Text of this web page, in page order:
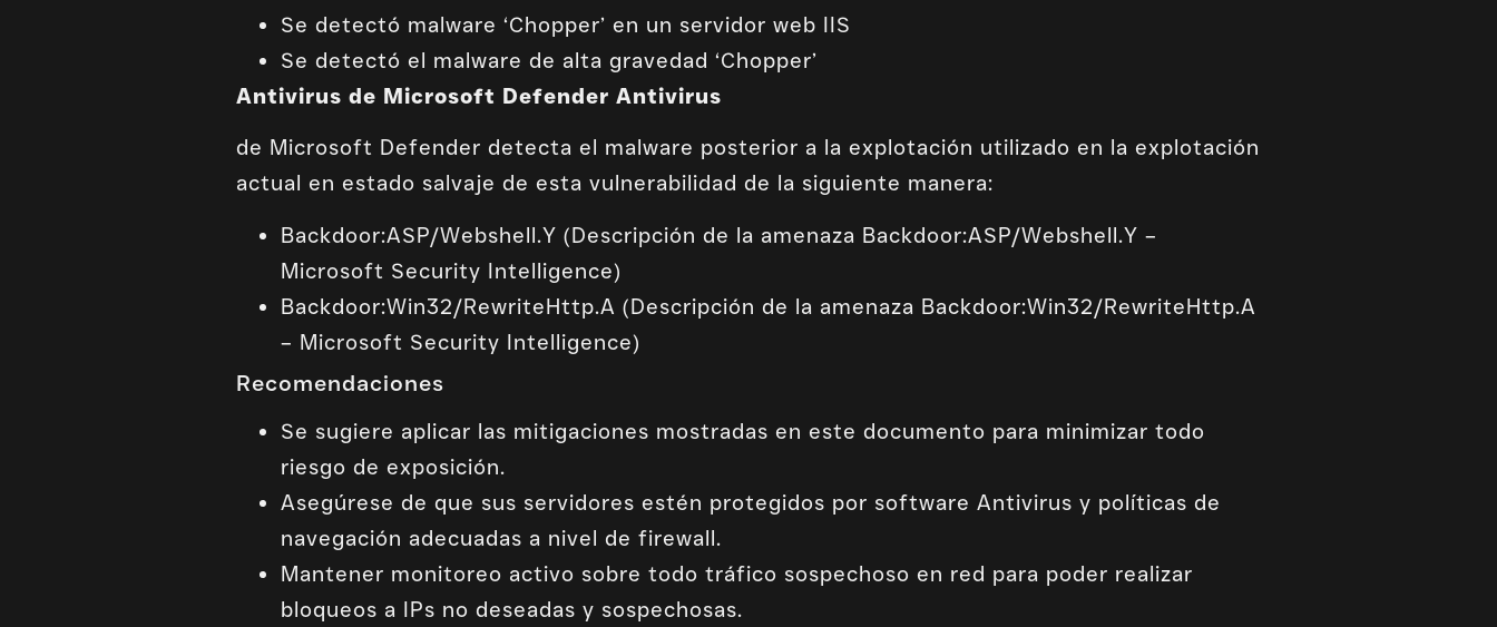
Se detectó malware ‘Chopper’ en un servidor web IIS
Se detectó el malware de alta gravedad ‘Chopper’
Antivirus de Microsoft Defender Antivirus
de Microsoft Defender detecta el malware posterior a la explotación utilizado en la explotación
actual en estado salvaje de esta vulnerabilidad de la siguiente manera:
Backdoor:ASP/Webshell.Y (Descripción de la amenaza Backdoor:ASP/Webshell.Y –
Microsoft Security Intelligence)
Backdoor:Win32/RewriteHttp.A (Descripción de la amenaza Backdoor:Win32/RewriteHttp.A
– Microsoft Security Intelligence)
Recomendaciones
Se sugiere aplicar las mitigaciones mostradas en este documento para minimizar todo
riesgo de exposición.
Asegúrese de que sus servidores estén protegidos por software Antivirus y políticas de
navegación adecuadas a nivel de firewall.
Mantener monitoreo activo sobre todo tráfico sospechoso en red para poder realizar
bloqueos a IPs no deseadas y sospechosas.